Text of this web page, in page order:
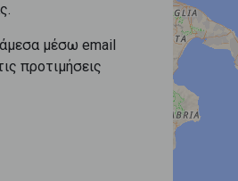
μέσω email
προτιμήσεις